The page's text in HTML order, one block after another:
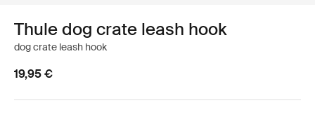
Thule dog crate leash hook
dog crate leash hook
19,95 €